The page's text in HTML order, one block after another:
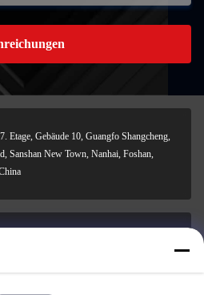
Etage, Gebäude 10, Guangfo Shangcheng,
Sanshan New Town, Nanhai, Foshan,